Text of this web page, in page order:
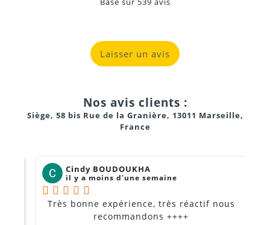
Laisser un avis
Nos avis clients :
Siège, 58 bis Rue de la Granière, 13011 Marseille,
France
Cindy BOUDOUKHA
il y a moins d'une semaine
Très bonne expérience, très réactif nous
recommandons ++++